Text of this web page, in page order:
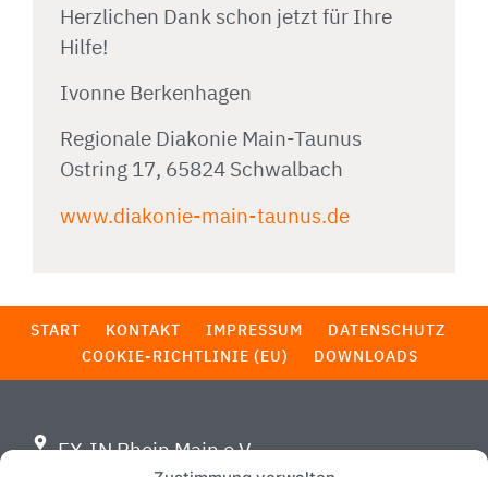
Herzlichen Dank schon jetzt für Ihre
Hilfe!
Ivonne Berkenhagen
Regionale Diakonie Main-Taunus
Ostring 17, 65824 Schwalbach
www.diakonie-main-taunus.de
START KONTAKT IMPRESSUM
DATENSCHUTZ
COOKIE-RICHTLINIE (EU)
DOWNLOADS
EX-IN Rhein Main e.V.